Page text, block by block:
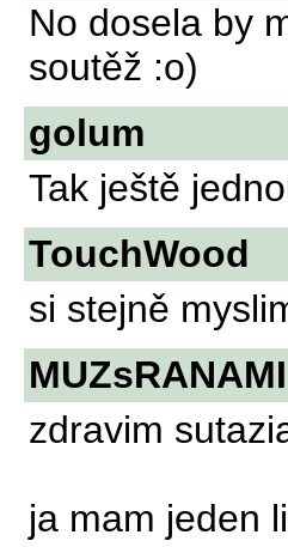
No dosela by
soutěž :o)
golum
Tak ještě
TouchWood
si stejně
MUZsRANAMI
zdravim
ja mam jeden